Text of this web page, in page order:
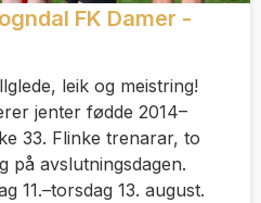
FK Damer -
leik og meistring!
jenter fødde 2014–
33. Flinke trenarar, to
på avslutningsdagen.
11.–torsdag 13. august.